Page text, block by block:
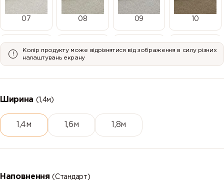
07 08 09 10
11
Колір продукту може відрізнятися від зображення в силу різних
налаштувань екрану
Ширина (1,4м)
1,4м 1,6м 1,8м
Наповнення(Стандарт)